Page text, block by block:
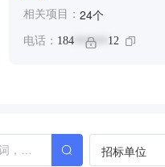
相关项目： 24个
电话： 184****** 12
招标单位